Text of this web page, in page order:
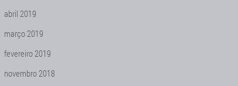
abril 2019
março 2019
fevereiro 2019
novembro 2018